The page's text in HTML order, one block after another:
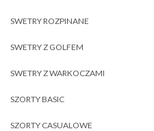
SWETRY ROZPINANE
SWETRY Z GOLFEM
SWETRY Z WARKOCZAMI
SZORTY BASIC
SZORTY CASUALOWE